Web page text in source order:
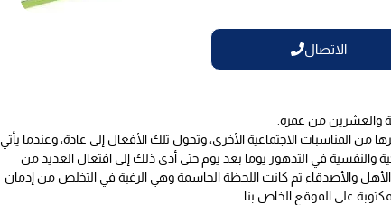
الاتصال
والعشرين من عمره.
من المناسبات الاجتماعية الأخرى، وتحول تلك الأفعال إلى عادة، وعندما يأتي
والنفسية في التدهور يوما بعد يوم حتى أدى ذلك إلى افتعال العديد من
والأصدقاء ثم كانت اللحظة الحاسمة وهي الرغبة في التخلص من إدمان
على الموقع الخاص بنا.